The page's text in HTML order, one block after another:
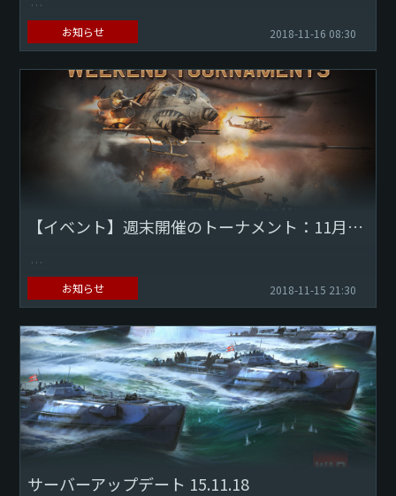
高速艇と巨大巡洋艦のどちらに対しても危険で狡猾な罠とな
るのが機雷です！今回、『War Thunder』の艇長は、潜在的
な敵の武器についてより学ぶことができます。
お知らせ 2018-11-16 08:30
【イベント】週末開催のトーナメント：11月17日-11月18日
パイロットと戦車兵の諸君！ こちらのTSSポータルサイトで
トーナメントを確認しましょう。
最新の航空機トーナメント
アーケードバトルモード...
お知らせ 2018-11-15 21:30
サーバーアップデート 15.11.18